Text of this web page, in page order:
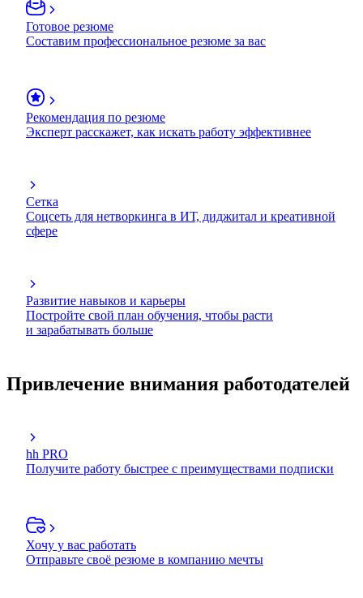
Готовое резюме
Составим профессиональное резюме за вас
Рекомендация по резюме
Эксперт расскажет, как искать работу эффективнее
Сетка
Соцсеть для нетворкинга в ИТ, диджитал и креативной
сфере
Развитие навыков и карьеры
Постройте свой план обучения, чтобы расти
и зарабатывать больше
Привлечение внимания работодателей
hh PRO
Получите работу быстрее с преимуществами подписки
Хочу у вас работать
Отправьте своё резюме в компанию мечты